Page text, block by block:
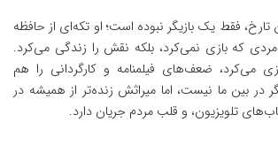
فقط یک بازیگر نبوده است؛ او تکه‌ای از حافظه
که بازی نمی‌کرد، بلکه نقش را زندگی می‌کرد.
می‌کرد، ضعف‌های فیلمنامه و کارگردانی را هم
در بین ما نیست، اما میراثش زنده‌تر از همیشه در
تلویزیون، و قلب مردم جریان دارد.